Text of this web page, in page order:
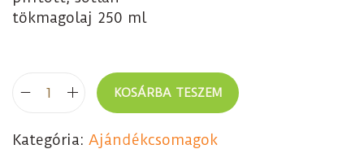
tökmagolaj 250 ml
KOSÁRBA TESZEM
Kategória: Ajándékcsomagok